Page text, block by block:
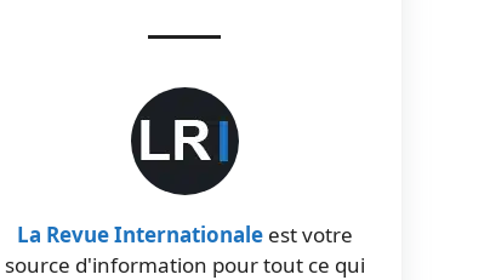
La Revue Internationaleest votre
source d'information pour tout ce qui